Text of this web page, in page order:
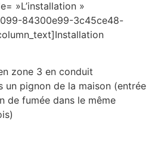
»L’installation »
84300e99-3c45ce48-
zone 3 en conduit
un pignon de la maison (entrée
de fumée dans le même